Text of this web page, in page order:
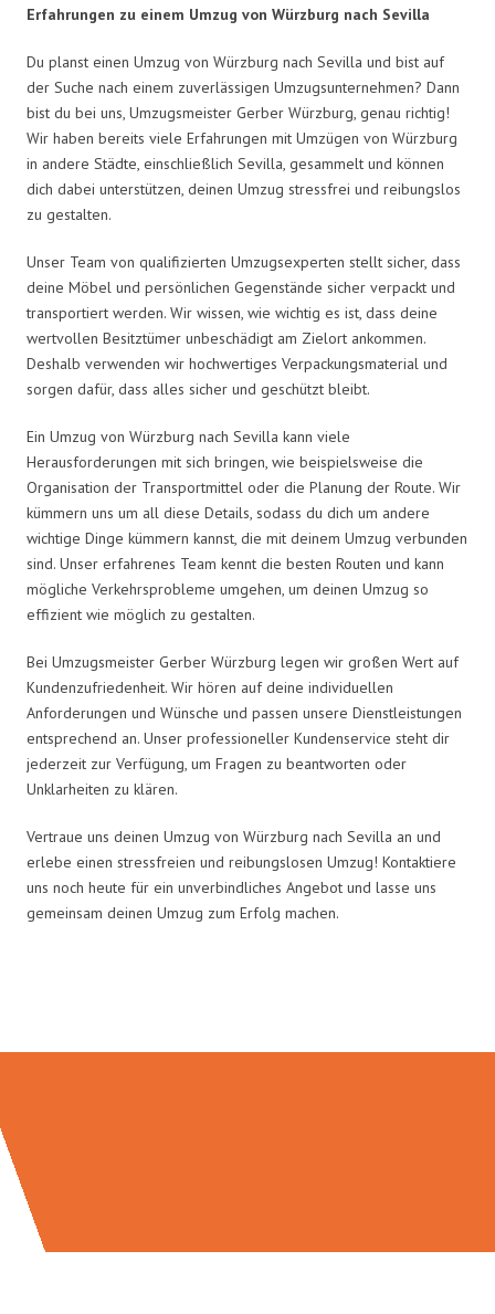
Erfahrungen zu einem Umzug von Würzburg nach Sevilla
Du planst einen Umzug von Würzburg nach Sevilla und bist auf
der Suche nach einem zuverlässigen Umzugsunternehmen? Dann
bist du bei uns, Umzugsmeister Gerber Würzburg, genau richtig!
Wir haben bereits viele Erfahrungen mit Umzügen von Würzburg
in andere Städte, einschließlich Sevilla, gesammelt und können
dich dabei unterstützen, deinen Umzug stressfrei und reibungslos
zu gestalten.
Unser Team von qualifizierten Umzugsexperten stellt sicher, dass
deine Möbel und persönlichen Gegenstände sicher verpackt und
transportiert werden. Wir wissen, wie wichtig es ist, dass deine
wertvollen Besitztümer unbeschädigt am Zielort ankommen.
Deshalb verwenden wir hochwertiges Verpackungsmaterial und
sorgen dafür, dass alles sicher und geschützt bleibt.
Ein Umzug von Würzburg nach Sevilla kann viele
Herausforderungen mit sich bringen, wie beispielsweise die
Organisation der Transportmittel oder die Planung der Route. Wir
kümmern uns um all diese Details, sodass du dich um andere
wichtige Dinge kümmern kannst, die mit deinem Umzug verbunden
sind. Unser erfahrenes Team kennt die besten Routen und kann
mögliche Verkehrsprobleme umgehen, um deinen Umzug so
effizient wie möglich zu gestalten.
Bei Umzugsmeister Gerber Würzburg legen wir großen Wert auf
Kundenzufriedenheit. Wir hören auf deine individuellen
Anforderungen und Wünsche und passen unsere Dienstleistungen
entsprechend an. Unser professioneller Kundenservice steht dir
jederzeit zur Verfügung, um Fragen zu beantworten oder
Unklarheiten zu klären.
Vertraue uns deinen Umzug von Würzburg nach Sevilla an und
erlebe einen stressfreien und reibungslosen Umzug! Kontaktiere
uns noch heute für ein unverbindliches Angebot und lasse uns
gemeinsam deinen Umzug zum Erfolg machen.